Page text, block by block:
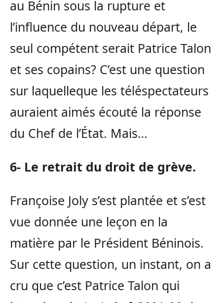
au Bénin sous la rupture et
l’influence du nouveau départ, le
seul compétent serait Patrice Talon
et ses copains? C’est une question
sur laquelleque les téléspectateurs
auraient aimés écouté la réponse
du Chef de l’État. Mais…
6- Le retrait du droit de grève.
Françoise Joly s’est plantée et s’est
vue donnée une leçon en la
matière par le Président Béninois.
Sur cette question, un instant, on a
cru que c’est Patrice Talon qui